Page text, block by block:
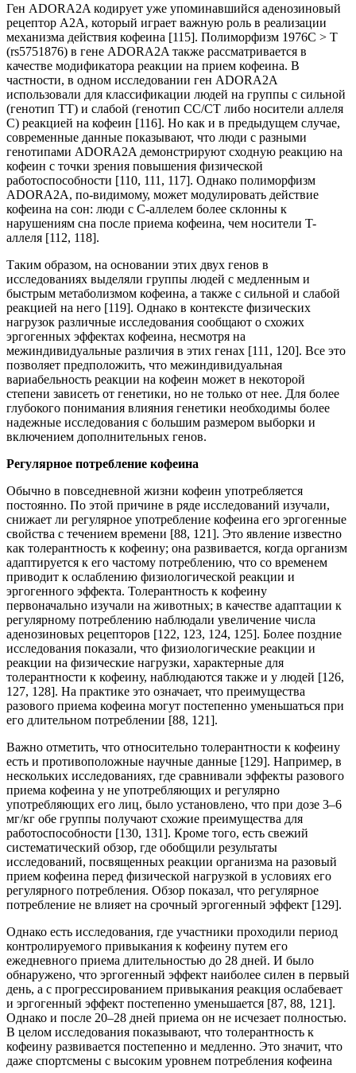
Ген ADORA2A кодирует уже упоминавшийся аденозиновый
рецептор A2A, который играет важную роль в реализации
механизма действия кофеина [115]. Полиморфизм 1976C > T
(rs5751876) в гене ADORA2A также рассматривается в
качестве модификатора реакции на прием кофеина. В
частности, в одном исследовании ген ADORA2A
использовали для классификации людей на группы с сильной
(генотип TT) и слабой (генотип CC/CT либо носители аллеля
C) реакцией на кофеин [116]. Но как и в предыдущем случае,
современные данные показывают, что люди с разными
генотипами ADORA2A демонстрируют сходную реакцию на
кофеин с точки зрения повышения физической
работоспособности [110, 111, 117]. Однако полиморфизм
ADORA2A, по-видимому, может модулировать действие
кофеина на сон: люди с C-аллелем более склонны к
нарушениям сна после приема кофеина, чем носители T-
аллеля [112, 118].
Таким образом, на основании этих двух генов в
исследованиях выделяли группы людей с медленным и
быстрым метаболизмом кофеина, а также с сильной и слабой
реакцией на него [119]. Однако в контексте физических
нагрузок различные исследования сообщают о схожих
эргогенных эффектах кофеина, несмотря на
межиндивидуальные различия в этих генах [111, 120]. Все это
позволяет предположить, что межиндивидуальная
вариабельность реакции на кофеин может в некоторой
степени зависеть от генетики, но не только от нее. Для более
глубокого понимания влияния генетики необходимы более
надежные исследования с большим размером выборки и
включением дополнительных генов.
Регулярное потребление кофеина
Обычно в повседневной жизни кофеин употребляется
постоянно. По этой причине в ряде исследований изучали,
снижает ли регулярное употребление кофеина его эргогенные
свойства с течением времени [88, 121]. Это явление известно
как толерантность к кофеину; она развивается, когда организм
адаптируется к его частому потреблению, что со временем
приводит к ослаблению физиологической реакции и
эргогенного эффекта. Толерантность к кофеину
первоначально изучали на животных; в качестве адаптации к
регулярному потреблению наблюдали увеличение числа
аденозиновых рецепторов [122, 123, 124, 125]. Более поздние
исследования показали, что физиологические реакции и
реакции на физические нагрузки, характерные для
толерантности к кофеину, наблюдаются также и у людей [126,
127, 128]. На практике это означает, что преимущества
разового приема кофеина могут постепенно уменьшаться при
его длительном потреблении [88, 121].
Важно отметить, что относительно толерантности к кофеину
есть и противоположные научные данные [129]. Например, в
нескольких исследованиях, где сравнивали эффекты разового
приема кофеина у не употребляющих и регулярно
употребляющих его лиц, было установлено, что при дозе 3–6
мг/кг обе группы получают схожие преимущества для
работоспособности [130, 131]. Кроме того, есть свежий
систематический обзор, где обобщили результаты
исследований, посвященных реакции организма на разовый
прием кофеина перед физической нагрузкой в условиях его
регулярного потребления. Обзор показал, что регулярное
потребление не влияет на срочный эргогенный эффект [129].
Однако есть исследования, где участники проходили период
контролируемого привыкания к кофеину путем его
ежедневного приема длительностью до 28 дней. И было
обнаружено, что эргогенный эффект наиболее силен в первый
день, а с прогрессированием привыкания реакция ослабевает
и эргогенный эффект постепенно уменьшается [87, 88, 121].
Однако и после 20–28 дней приема он не исчезает полностью.
В целом исследования показывают, что толерантность к
кофеину развивается постепенно и медленно. Это значит, что
даже спортсмены с высоким уровнем потребления кофеина